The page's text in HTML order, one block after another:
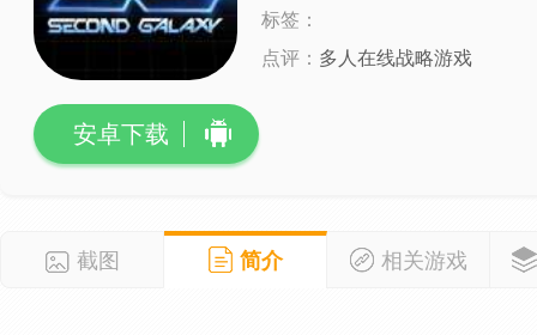
标签：
点评： 多人在线战略游戏
安卓下载
截图 简介 相关游戏